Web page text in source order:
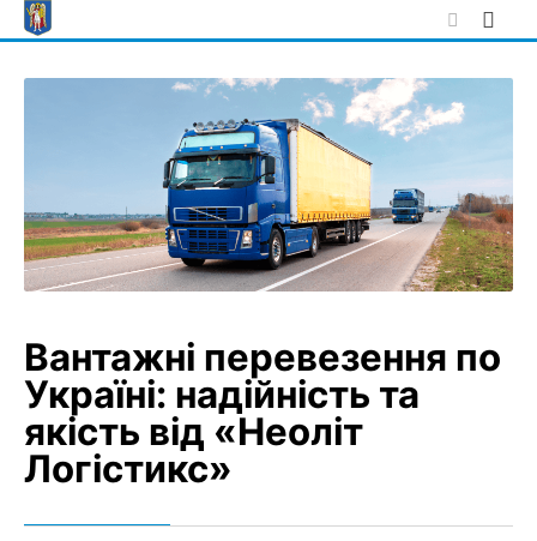
Skip
to
Вантажні перевезення по
Україні: надійність та
якість від «Неоліт
Логістикс»